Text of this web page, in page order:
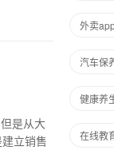
是从大
立销售
外卖
汽车保
健康养
在线教